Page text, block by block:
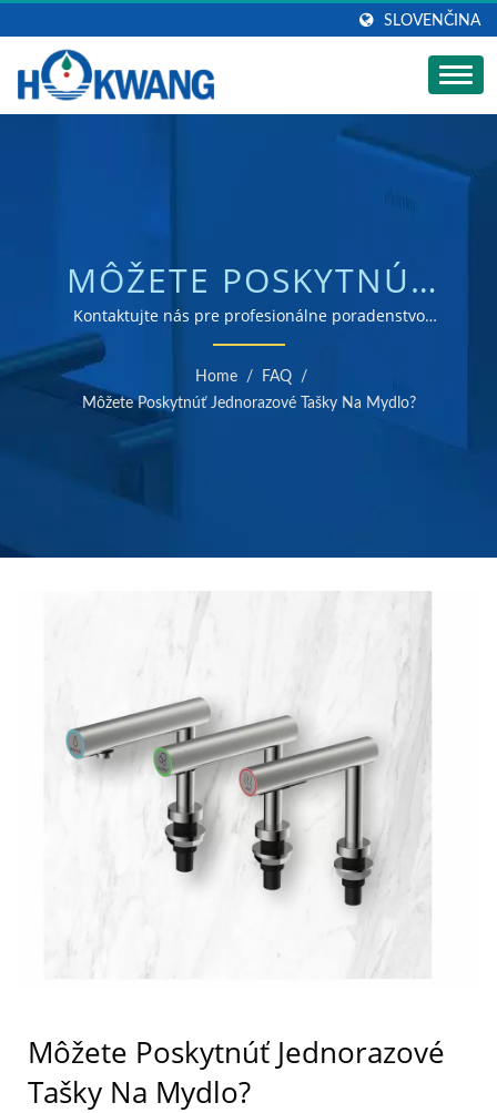
SLOVENČINA
MÔŽETE POSKYTNÚŤ
JEDNORAZOVÉ TAŠKY
NA MYDLO? | VÝROBCA
SUŠIČOV RÚK PRE
KOMERČNÉ TOALETY |
Kontaktujte nás pre profesionálne poradenstvo
ohľadom dávkovačov mydla. | ISO 9001 a 14001
certifikovaný výrobca sušičov rúk a dávkovačov mydla
Home / FAQ
/
Môžete Poskytnúť Jednorazové Tašky Na Mydlo?
Môžete Poskytnúť Jednorazové
Tašky Na Mydlo?